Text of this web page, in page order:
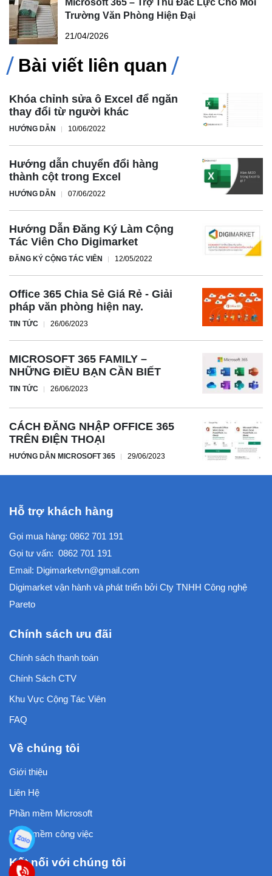
Microsoft 365 – Trợ Thủ Đắc Lực Cho Môi
Trường Văn Phòng Hiện Đại
21/04/2026
Bài viết liên quan
Khóa chỉnh sửa ô Excel để ngăn
thay đổi từ người khác
HƯỚNG DẪN 10/06/2022
Hướng dẫn chuyển đổi hàng
thành cột trong Excel
HƯỚNG DẪN 07/06/2022
Hướng Dẫn Đăng Ký Làm Cộng
Tác Viên Cho Digimarket
ĐĂNG KÝ CỘNG TÁC VIÊN 12/05/2022
Office 365 Chia Sẻ Giá Rẻ - Giải
pháp văn phòng hiện nay.
TIN TỨC 26/06/2023
MICROSOFT 365 FAMILY –
NHỮNG ĐIỀU BẠN CẦN BIẾT
TIN TỨC 26/06/2023
CÁCH ĐĂNG NHẬP OFFICE 365
TRÊN ĐIỆN THOẠI
HƯỚNG DẪN MICROSOFT 365 29/06/2023
Hỗ trợ khách hàng
Gọi mua hàng: 0862 701 191
Gọi tư vấn: 0862 701 191
Email: Digimarketvn@gmail.com
Digimarket vận hành và phát triển bởi Cty TNHH Công nghệ
Pareto
Chính sách ưu đãi
Chính sách thanh toán
Chính Sách CTV
Khu Vực Cộng Tác Viên
FAQ
Về chúng tôi
Giới thiệu
Liên Hệ
Phần mềm Microsoft
Phần mềm công việc
Kết nối với chúng tôi